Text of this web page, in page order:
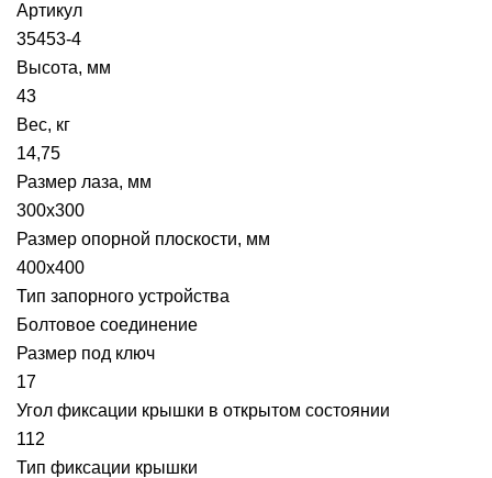
Артикул
35453-4
Высота, мм
43
Вес, кг
14,75
Размер лаза, мм
300х300
Размер опорной плоскости, мм
400х400
Тип запорного устройства
Болтовое соединение
Размер под ключ
17
Угол фиксации крышки в открытом состоянии
112
Тип фиксации крышки